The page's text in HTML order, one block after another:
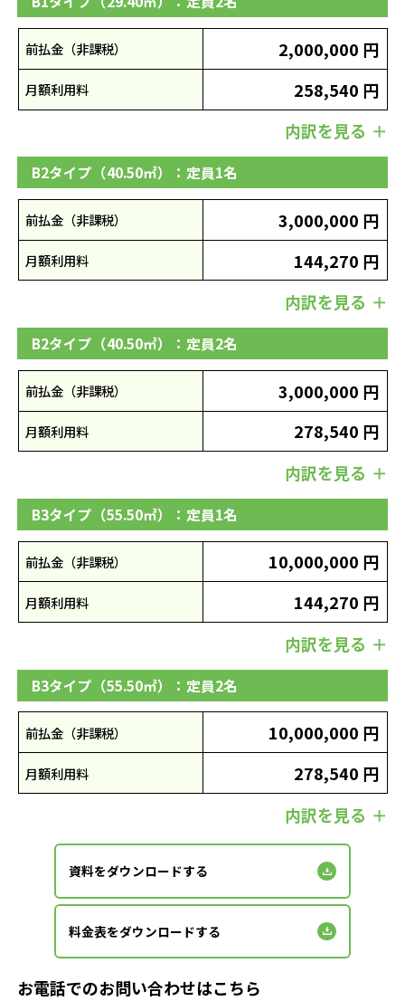
前払金（非課税） 2,000,000 円
月額利用料
258,540 円
内訳を見る
B2タイプ（40.50㎡）：定員1名
前払金（非課税） 3,000,000 円
月額利用料
144,270 円
内訳を見る
B2タイプ（40.50㎡）：定員2名
前払金（非課税） 3,000,000 円
月額利用料
278,540 円
内訳を見る
B3タイプ（55.50㎡）：定員1名
前払金（非課税） 10,000,000 円
月額利用料
144,270 円
内訳を見る
B3タイプ（55.50㎡）：定員2名
前払金（非課税） 10,000,000 円
月額利用料
278,540 円
内訳を見る
資料をダウンロードする
料金表をダウンロードする
お電話でのお問い合わせはこちら